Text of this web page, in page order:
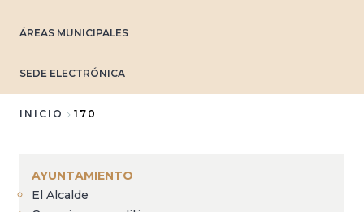
ÁREAS MUNICIPALES
SEDE ELECTRÓNICA
enlaces
de
INICIO 170
AYUNTAMIENTO
El Alcalde